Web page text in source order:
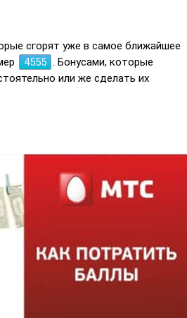
сгорят уже в самое ближайшее
4555 . Бонусами, которые
или же сделать их